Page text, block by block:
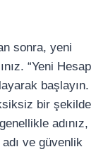
sonra, yeni
“Yeni Hesap
başlayın.
bir şekilde
adınız,
ve güvenlik